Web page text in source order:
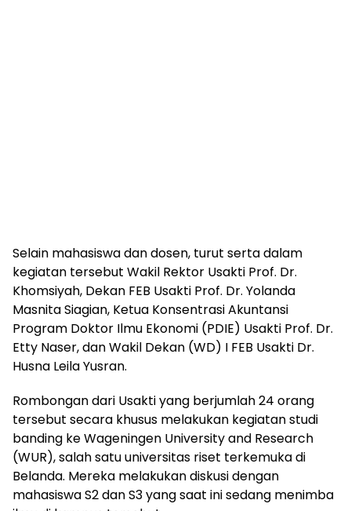
kegiatan tersebut Wakil Rektor Usakti Prof. Dr.
Khomsiyah, Dekan FEB Usakti Prof. Dr. Yolanda
Masnita Siagian, Ketua Konsentrasi Akuntansi
Program Doktor Ilmu Ekonomi (PDIE) Usakti Prof. Dr.
Etty Naser, dan Wakil Dekan (WD) I FEB Usakti Dr.
Husna Leila Yusran.
tersebut secara khusus melakukan kegiatan studi
banding ke Wageningen University and Research
(WUR), salah satu universitas riset terkemuka di
Belanda. Mereka melakukan diskusi dengan
mahasiswa S2 dan S3 yang saat ini sedang menimba
ilmu di kampus tersebut.